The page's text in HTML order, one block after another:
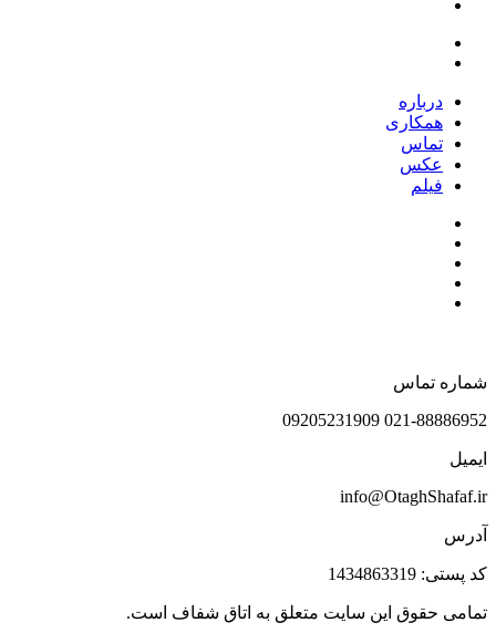
درباره
همکاری
تماس
عکس
فیلم
شماره تماس
021-88886952 09205231909
ایمیل
info@OtaghShafaf.ir
آدرس
کد پستی: 1434863319
تمامی حقوق این سایت متعلق به اتاق شفاف است.